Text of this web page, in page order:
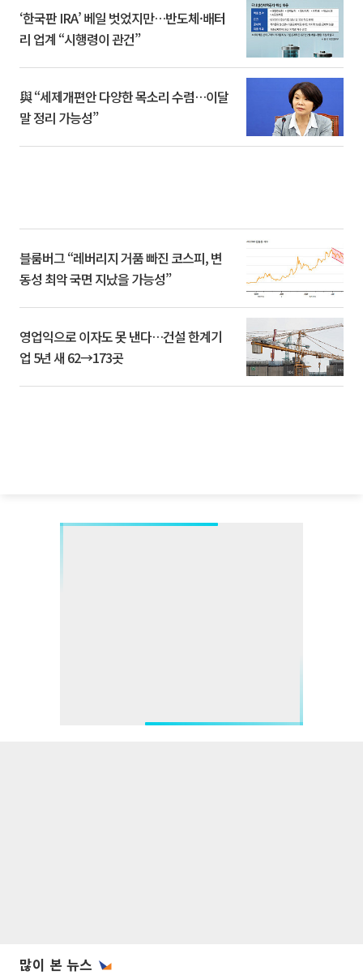
‘한국판 IRA’ 베일 벗었지만…반도체·배터
리 업계 “시행령이 관건”
與 “세제개편안 다양한 목소리 수렴…이달
말 정리 가능성”
블룸버그 “레버리지 거품 빠진 코스피, 변
동성 최악 국면 지났을 가능성”
영업익으로 이자도 못 낸다…건설 한계기
업 5년 새 62→173곳
많이 본 뉴스